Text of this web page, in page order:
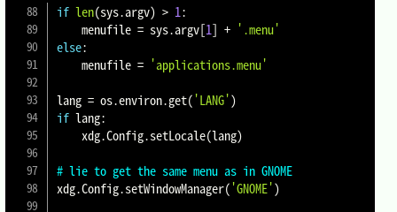
if len(sys.argv) > 1:
    menufile
= sys.argv[1] + '.menu'
else:
    menufile
= 'applications.menu'
lang = os.environ.get('LANG')
if lang:
    xdg
.Config.setLocale(lang)
# lie to get the same menu as in GNOME
xdg.Config.setWindowManager('GNOME')